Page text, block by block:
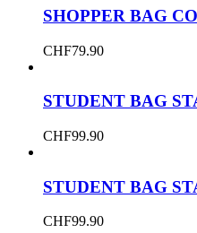
SHOPPER BAG
CHF79.90
STUDENT BAG
CHF99.90
STUDENT BAG
CHF99.90